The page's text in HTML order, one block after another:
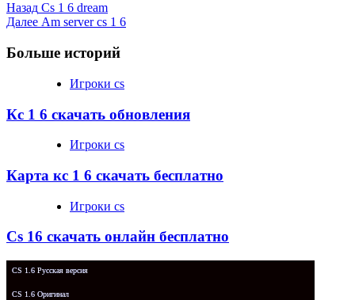
Назад Cs 1 6 dream
Далее Am server cs 1 6
Больше историй
Игроки cs
Кс 1 6 скачать обновления
Игроки cs
Карта кс 1 6 скачать бесплатно
Игроки cs
Cs 16 скачать онлайн бесплатно
CS 1.6 Русская версия
CS 1.6 Оригинал